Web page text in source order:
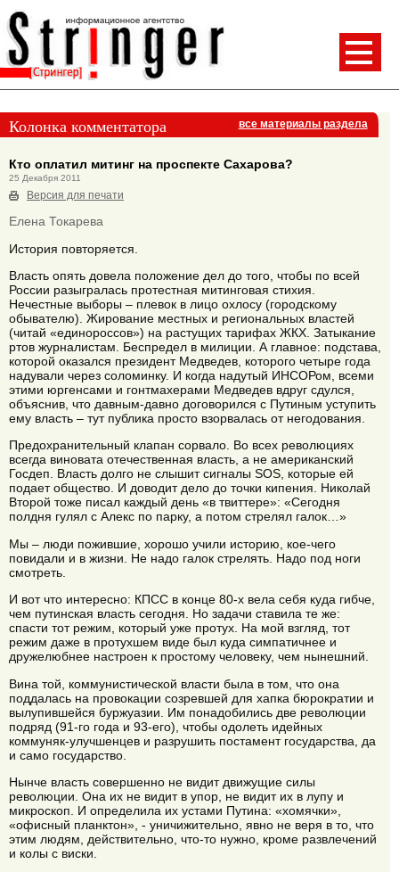
Колонка комментатора все материалы раздела
Кто оплатил митинг на проспекте Сахарова?
25 Декабря 2011
Версия для печати
Елена Токарева
История повторяется.
Власть опять довела положение дел до того, чтобы по всей
России разыгралась протестная митинговая стихия.
Нечестные выборы – плевок в лицо охлосу (городскому
обывателю). Жирование местных и региональных властей
(читай «единороссов») на растущих тарифах ЖКХ. Затыкание
ртов журналистам. Беспредел в милиции. А главное: подстава,
которой оказался президент Медведев, которого четыре года
надували через соломинку. И когда надутый ИНСОРом, всеми
этими юргенсами и гонтмахерами Медведев вдруг сдулся,
объяснив, что давным-давно договорился с Путиным уступить
ему власть – тут публика просто взорвалась от негодования.
Предохранительный клапан сорвало. Во всех революциях
всегда виновата отечественная власть, а не американский
Госдеп. Власть долго не слышит сигналы SOS, которые ей
подает общество. И доводит дело до точки кипения. Николай
Второй тоже писал каждый день «в твиттере»: «Сегодня
полдня гулял с Алекс по парку, а потом стрелял галок…»
Мы – люди пожившие, хорошо учили историю, кое-чего
повидали и в жизни. Не надо галок стрелять. Надо под ноги
смотреть.
И вот что интересно: КПСС в конце 80-х вела себя куда гибче,
чем путинская власть сегодня. Но задачи ставила те же:
спасти тот режим, который уже протух. На мой взгляд, тот
режим даже в протухшем виде был куда симпатичнее и
дружелюбнее настроен к простому человеку, чем нынешний.
Вина той, коммунистической власти была в том, что она
поддалась на провокации созревшей для хапка бюрократии и
вылупившейся буржуазии. Им понадобились две революции
подряд (91-го года и 93-его), чтобы одолеть идейных
коммуняк-улучшенцев и разрушить постамент государства, да
и само государство.
Нынче власть совершенно не видит движущие силы
революции. Она их не видит в упор, не видит их в лупу и
микроскоп. И определила их устами Путина: «хомячки»,
«офисный планктон», - уничижительно, явно не веря в то, что
этим людям, действительно, что-то нужно, кроме развлечений
и колы с виски.